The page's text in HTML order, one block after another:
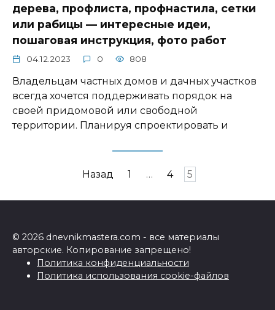
дерева, профлиста, профнастила, сетки
или рабицы — интересные идеи,
пошаговая инструкция, фото работ
04.12.2023 0 808
Владельцам частных домов и дачных участков
всегда хочется поддерживать порядок на
своей придомовой или свободной
территории. Планируя спроектировать и
Назад 1 … 4 5
© 2026 dnevnikmastera.com - все материалы
авторские. Копирование запрещено!
Политика конфиденциальности
Политика использования cookie-файлов